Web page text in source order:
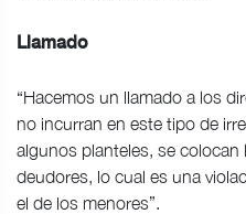
Llamado
“Hacemos un llamado a los
no incurran en este tipo de
algunos planteles, se
deudores, lo cual es una
el de los menores”.